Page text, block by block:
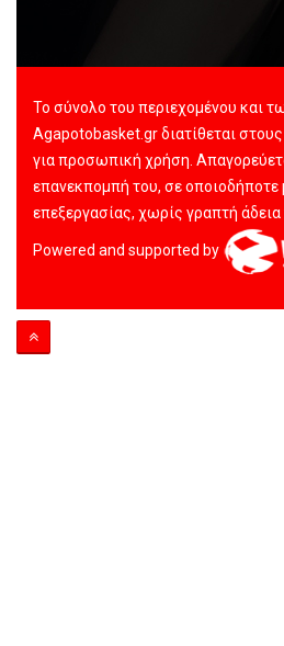
Το σύνολο του περιεχομένου και
Agapotobasket.gr διατίθεται
για προσωπική χρήση.
επανεκπομπή του, σε οποιοδήποτε
επεξεργασίας, χωρίς γραπτή άδεια
Powered and supported by